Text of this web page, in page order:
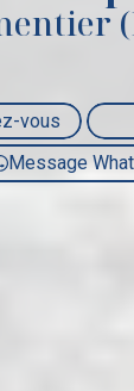
vous
Message